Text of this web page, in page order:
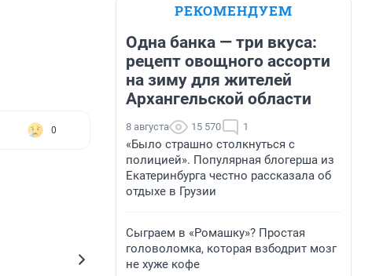
0
РЕКОМЕНДУЕМ
Одна банка — три вкуса:
рецепт овощного ассорти
на зиму для жителей
Архангельской области
8 августа 15 570 1
«Было страшно столкнуться с
полицией». Популярная блогерша из
Екатеринбурга честно рассказала об
отдыхе в Грузии
Сыграем в «Ромашку»? Простая
головоломка, которая взбодрит мозг
не хуже кофе